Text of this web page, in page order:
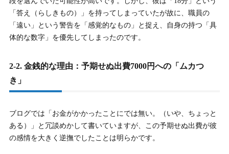
「答え（らしきもの）」を持ってしまっていたが故に、職員の
「遠い」という警告を「感覚的なもの」と捉え、自身の持つ「具
体的な数字」を優先してしまったのです。
2-2. 金銭的な理由：予期せぬ出費7000円への「ムカつ
き」
ブログでは「お金がかかったことにでは無い。（いや、ちょっと
ある）」と冗談めかして書いていますが、この予期せぬ出費が彼
の感情を大きく逆撫でしたことは明らかです。